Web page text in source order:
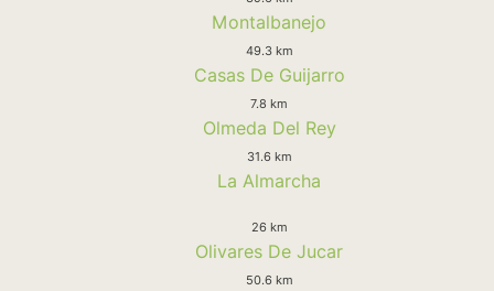
Montalbanejo
49.3 km
Casas De Guijarro
7.8 km
Olmeda Del Rey
31.6 km
La Almarcha
26 km
Olivares De Jucar
50.6 km